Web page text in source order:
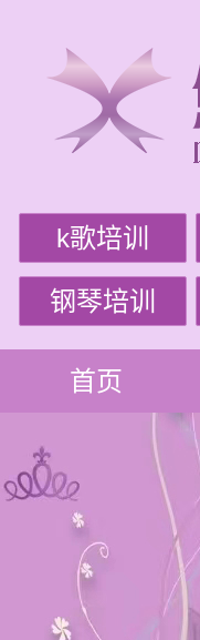
k歌培训
钢琴培训
首页